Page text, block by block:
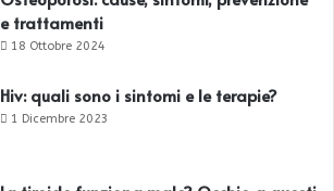
e trattamenti
18 Ottobre 2024
Hiv: quali sono i sintomi e le terapie?
1 Dicembre 2023